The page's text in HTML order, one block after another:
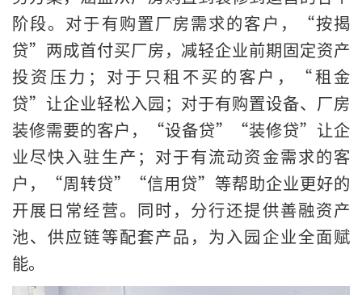
阶段。对于有购置厂房需求的客户，“按揭
贷”两成首付买厂房，减轻企业前期固定资产
投资压力；对于只租不买的客户，“租金
贷”让企业轻松入园；对于有购置设备、厂房
装修需要的客户，“设备贷”“装修贷”让企
业尽快入驻生产；对于有流动资金需求的客
户，“周转贷”“信用贷”等帮助企业更好的
开展日常经营。同时，分行还提供善融资产
池、供应链等配套产品，为入园企业全面赋
能。